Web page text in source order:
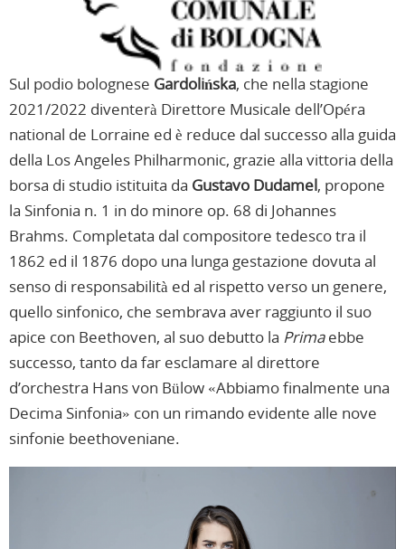
Sul podio bolognese Gardolińska, che nella stagione
2021/2022 diventerà Direttore Musicale dell’Opéra
national de Lorraine ed è reduce dal successo alla guida
della Los Angeles Philharmonic, grazie alla vittoria della
borsa di studio istituita da Gustavo Dudamel, propone
la Sinfonia n. 1 in do minore op. 68 di Johannes
Brahms. Completata dal compositore tedesco tra il
1862 ed il 1876 dopo una lunga gestazione dovuta al
senso di responsabilità ed al rispetto verso un genere,
quello sinfonico, che sembrava aver raggiunto il suo
apice con Beethoven, al suo debutto la Primaebbe
successo, tanto da far esclamare al direttore
d’orchestra Hans von Bülow «Abbiamo finalmente una
Decima Sinfonia» con un rimando evidente alle nove
sinfonie beethoveniane.